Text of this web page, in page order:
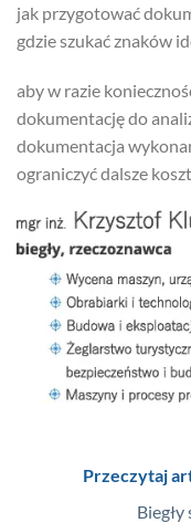
jak przygotować
gdzie szukać znaków
aby w razie
dokumentację do
dokumentacja
ograniczyć dalsze
Przeczytaj